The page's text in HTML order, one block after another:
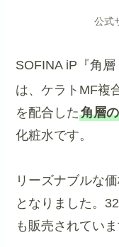
公式
SOFINA iP『角層
は、ケラトMF複
を配合した角層
化粧水です。
リーズナブルな
となりました。
も販売されていま